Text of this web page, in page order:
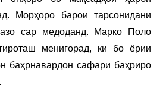
Морҳоро барои тарсонидани
сар медоданд. Марко Поло
менигорад, ки бо ёрии
баҳрнавардон сафари баҳриро